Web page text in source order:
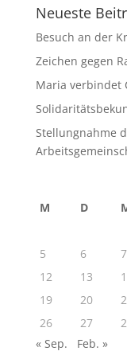
Neueste
Besuch an der
Zeichen gegen
Maria verbindet
Stellungnahme
M D
5
6 7
12
13
19
20
26
27
« Sep.
Feb. »